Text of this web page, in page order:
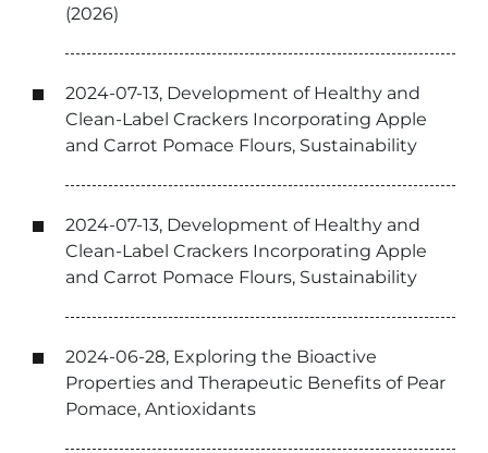
(2026)
2024-07-13, Development of Healthy and
Clean-Label Crackers Incorporating Apple
and Carrot Pomace Flours, Sustainability
2024-07-13, Development of Healthy and
Clean-Label Crackers Incorporating Apple
and Carrot Pomace Flours, Sustainability
2024-06-28, Exploring the Bioactive
Properties and Therapeutic Benefits of Pear
Pomace, Antioxidants